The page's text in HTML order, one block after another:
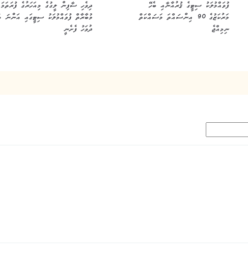
ފުވައްމުލަކު ސިޓީގެ ޤުރުއާނާއި ބެހޭ
މަރުކަޒުގެ 90 އިންސައްތަ މަސައްކަތް
ނިމިއްޖެ
ދިވެހި ސާފިން ލީގުގެ މިއަހަރުގެ ފުރަތަމަ
މުބާރާތް ފުވައްމުލަކު ސިޓީގައި އަންނަ
ދުވަހު ފެށެނީ